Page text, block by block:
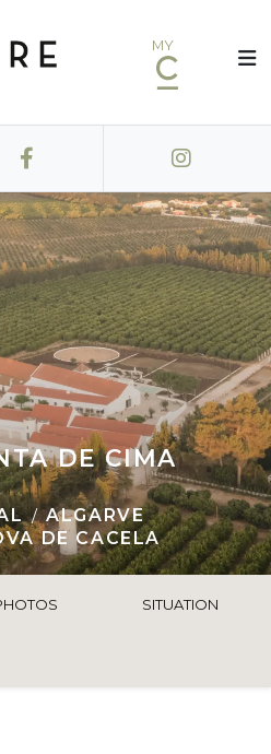
MY
DE CIMA
ALGARVE
DE CACELA
SITUATION